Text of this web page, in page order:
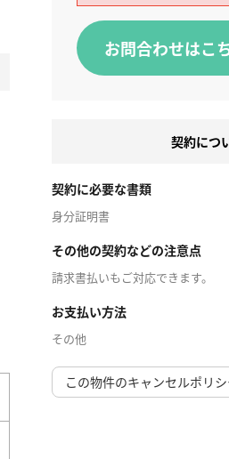
お問合わせはこ
契約につ
契約に必要な書類
身分証明書
その他の契約などの注意点
請求書払いもご対応できます。
お支払い方法
その他
この物件のキャンセルポリ